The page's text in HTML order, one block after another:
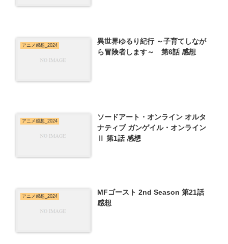
アニメ感想_2024
異世界ゆるり紀行 ～子育てしなが
ら冒険者します～ 第6話 感想
アニメ感想_2024
ソードアート・オンライン オルタ
ナティブ ガンゲイル・オンライン
Ⅱ 第1話 感想
アニメ感想_2024
MFゴースト 2nd Season 第21話
感想